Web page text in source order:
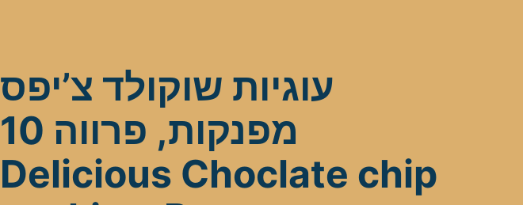
עוגיות שוקולד צ’יפס
מפנקות, פרווה 10
Delicious Choclate chip